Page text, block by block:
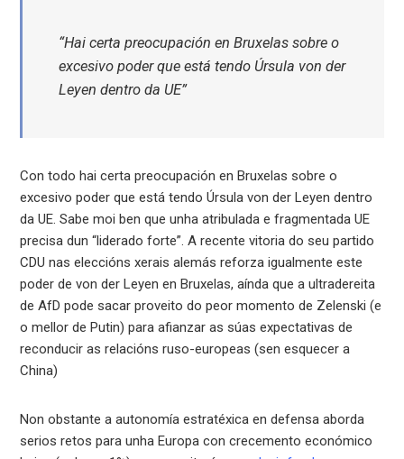
“Hai certa preocupación en Bruxelas sobre o
excesivo poder que está tendo Úrsula von der
Leyen dentro da UE”
Con todo hai certa preocupación en Bruxelas sobre o
excesivo poder que está tendo Úrsula von der Leyen dentro
da UE. Sabe moi ben que unha atribulada e fragmentada UE
precisa dun “liderado forte”. A recente vitoria do seu partido
CDU nas eleccións xerais alemás reforza igualmente este
poder de von der Leyen en Bruxelas, aínda que a ultradereita
de AfD pode sacar proveito do peor momento de Zelenski (e
o mellor de Putin) para afianzar as súas expectativas de
reconducir as relacións ruso-europeas (sen esquecer a
China)
Non obstante a autonomía estratéxica en defensa aborda
serios retos para unha Europa con crecemento económico